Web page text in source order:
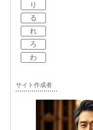
り
る
れ
ろ
わ
サイト作成者